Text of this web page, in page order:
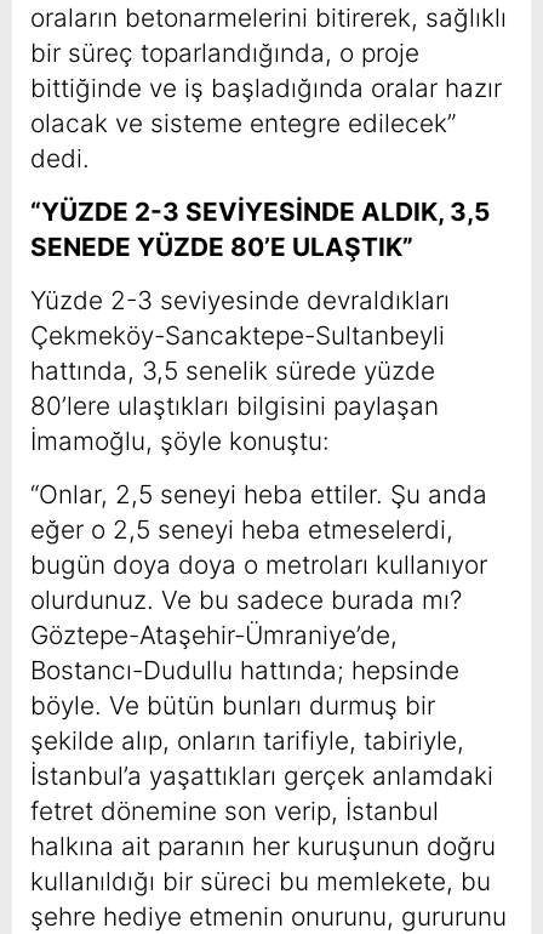
oraların betonarmelerini bitirerek, sağlıklı
bir süreç toparlandığında, o proje
bittiğinde ve iş başladığında oralar hazır
olacak ve sisteme entegre edilecek”
dedi.
“YÜZDE 2-3 SEVİYESİNDE ALDIK, 3,5
SENEDE YÜZDE 80’E ULAŞTIK”
Yüzde 2-3 seviyesinde devraldıkları
Çekmeköy-Sancaktepe-Sultanbeyli
hattında, 3,5 senelik sürede yüzde
80’lere ulaştıkları bilgisini paylaşan
İmamoğlu, şöyle konuştu:
“Onlar, 2,5 seneyi heba ettiler. Şu anda
eğer o 2,5 seneyi heba etmeselerdi,
bugün doya doya o metroları kullanıyor
olurdunuz. Ve bu sadece burada mı?
Göztepe-Ataşehir-Ümraniye’de,
Bostancı-Dudullu hattında; hepsinde
böyle. Ve bütün bunları durmuş bir
şekilde alıp, onların tarifiyle, tabiriyle,
İstanbul’a yaşattıkları gerçek anlamdaki
fetret dönemine son verip, İstanbul
halkına ait paranın her kuruşunun doğru
kullanıldığı bir süreci bu memlekete, bu
şehre hediye etmenin onurunu, gururunu